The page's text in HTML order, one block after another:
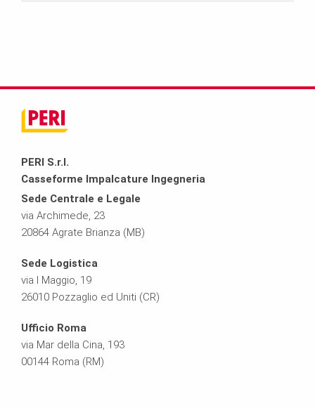
PERI S.r.l.
Casseforme Impalcature Ingegneria
Sede Centrale e Legale
via Archimede, 23
20864 Agrate Brianza (MB)
Sede Logistica
via I Maggio, 19
26010 Pozzaglio ed Uniti (CR)
Ufficio Roma
via Mar della Cina, 193
00144 Roma (RM)